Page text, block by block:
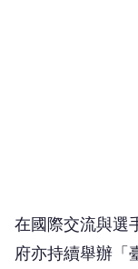
在國際交流與選
府亦持續舉辦「